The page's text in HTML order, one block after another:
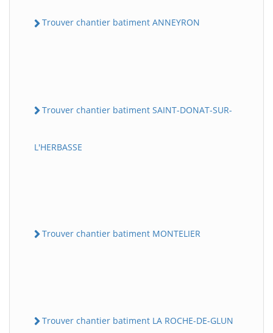
Trouver chantier batiment ANNEYRON
Trouver chantier batiment SAINT-DONAT-SUR-
L'HERBASSE
Trouver chantier batiment MONTELIER
Trouver chantier batiment LA ROCHE-DE-GLUN